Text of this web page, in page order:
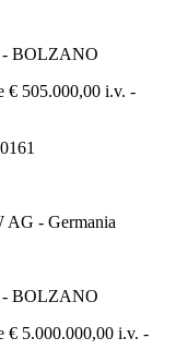
- BOLZANO
€ 505.000,00 i.v. -
AG - Germania
- BOLZANO
€ 5.000.000,00 i.v. -